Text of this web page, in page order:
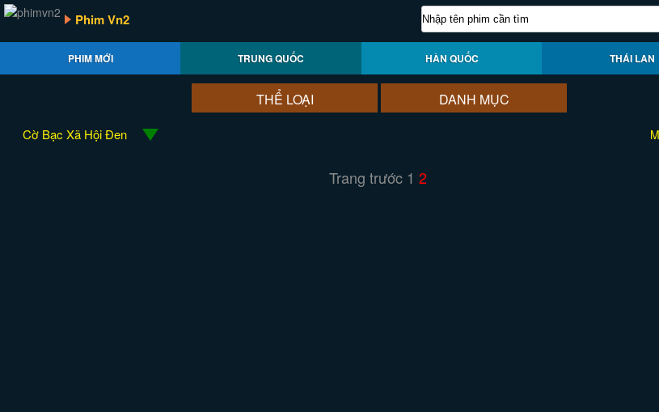
Phim Vn2
PHIM MỚI TRUNG QUỐC HÀN QUỐC THÁI LAN
THỂ LOẠI DANH MỤC
Cờ Bạc Xã Hội Đen
Trang trước 1 2